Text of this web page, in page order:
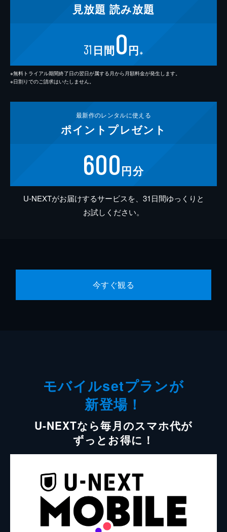
見放題 読み放題
31 日間0円 ※
※無料トライアル期間終了日の翌日が属する月から月額料金が発生します。
※日割りでのご請求はいたしません。
最新作のレンタルに使える
ポイント プレゼント
600円分
U-NEXTがお届けするサービスを、31日間ゆっくりと
お試しください。
今すぐ観る
モバイルsetプランが
新登場！
U-NEXTなら毎月のスマホ代が
ずっとお得に！